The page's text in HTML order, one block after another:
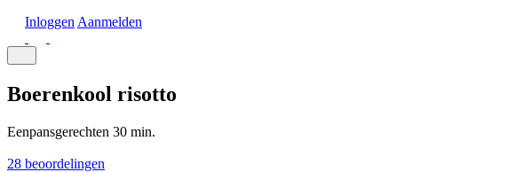
Inloggen Aanmelden
Boerenkool risotto
Eenpansgerechten 30 min.
28 beoordelingen